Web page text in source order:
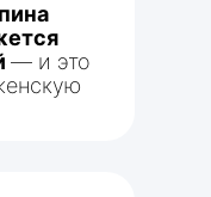
— и это